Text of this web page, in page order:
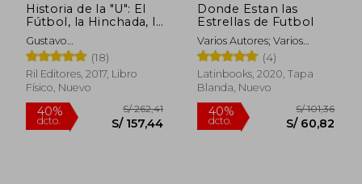
Historia de la "U": El
Fútbol, la Hinchada, la
Institución
Gustavo
Villafranca,Roberto Rabi
(18)
Ril Editores, 2017, Libro
Físico, Nuevo
Donde Estan las
Estrellas de Futbol
Varios Autores; Varios
Autores
(4)
Latinbooks, 2020, Tapa
Blanda, Nuevo